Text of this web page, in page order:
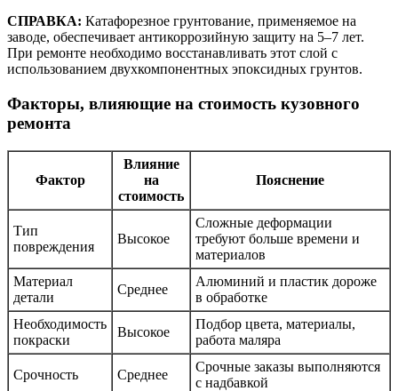
СПРАВКА: Катафорезное грунтование, применяемое на
заводе, обеспечивает антикоррозийную защиту на 5–7 лет.
При ремонте необходимо восстанавливать этот слой с
использованием двухкомпонентных эпоксидных грунтов.
Факторы, влияющие на стоимость кузовного
ремонта
Фактор
Влияние
на
стоимость
Пояснение
Тип
повреждения
Высокое
Сложные деформации
требуют больше времени и
материалов
Материал
детали
Среднее
Алюминий и пластик дороже
в обработке
Необходимость
покраски
Высокое
Подбор цвета, материалы,
работа маляра
Срочность Среднее
Срочные заказы выполняются
с надбавкой